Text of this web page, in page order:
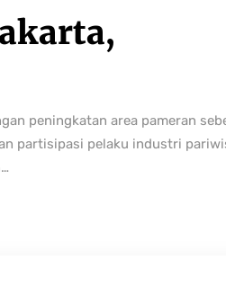
peningkatan area pameran
partisipasi pelaku industri